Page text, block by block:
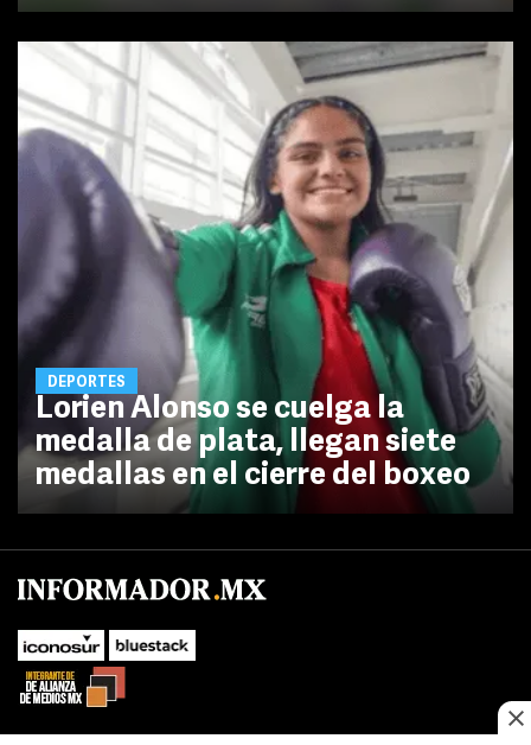
DEPORTES
Lorien Alonso se cuelga la
medalla de plata, llegan siete
medallas en el cierre del boxeo